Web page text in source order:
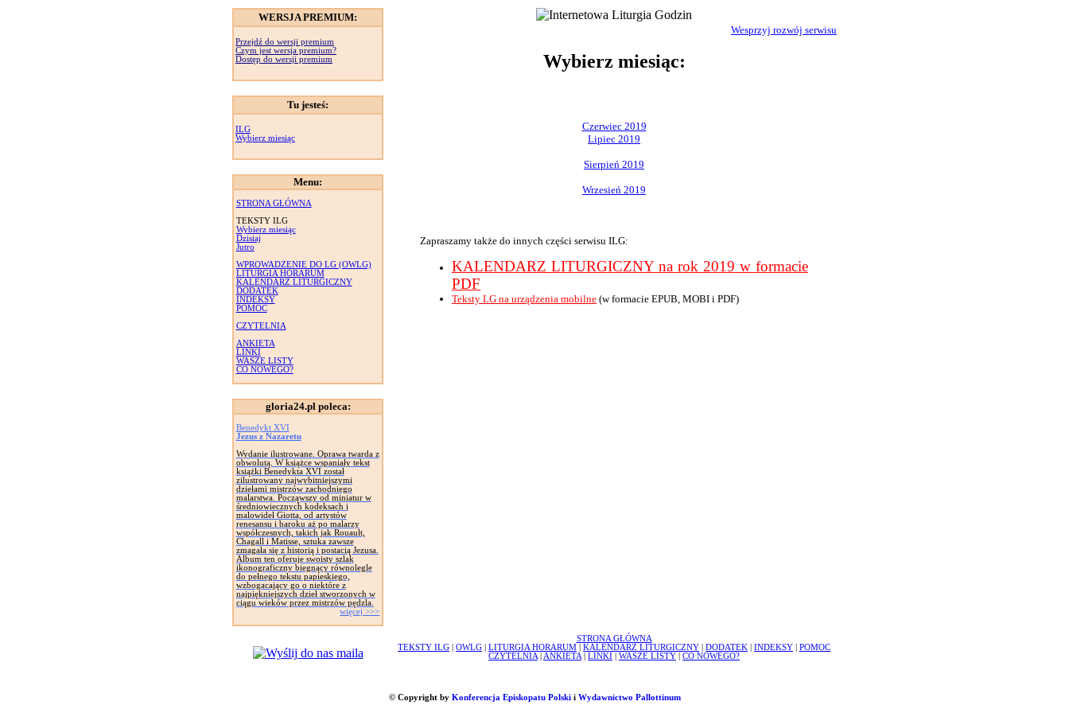
WERSJA PREMIUM:
Przejdź do wersji premium
Czym jest wersja premium?
Dostęp do wersji premium
Tu jesteś:
ILG
Wybierz miesiąc
Menu:
STRONA GŁÓWNA
TEKSTY ILG
Wybierz miesiąc
Dzisiaj
Jutro
WPROWADZENIE DO LG (OWLG)
LITURGIA HORARUM
KALENDARZ LITURGICZNY
DODATEK
INDEKSY
POMOC
CZYTELNIA
ANKIETA
LINKI
WASZE LISTY
CO NOWEGO?
gloria24.pl poleca:
Benedykt XVI
Jezus z Nazaretu
Wydanie ilustrowane. Oprawa twarda z
obwolutą. W książce wspaniały tekst
książki Benedykta XVI został
zilustrowany najwybitniejszymi
dziełami mistrzów zachodniego
malarstwa. Począwszy od miniatur w
średniowiecznych kodeksach i
malowideł Giotta, od artystów
renesansu i baroku aż po malarzy
współczesnych, takich jak Rouault,
Chagall i Matisse, sztuka zawsze
zmagała się z historią i postacią Jezusa.
Album ten oferuje swoisty szlak
ikonograficzny biegnący równolegle
do pełnego tekstu papieskiego,
wzbogacający go o niektóre z
najpiękniejszych dzieł stworzonych w
ciągu wieków przez mistrzów pędzla.
więcej >>>
Wesprzyj rozwój serwisu
Wybierz miesiąc:
Czerwiec 2019
Lipiec 2019
Sierpień 2019
Wrzesień 2019
Zapraszamy także do innych części serwisu ILG:
KALENDARZ LITURGICZNY na rok 2019 w formacie
PDF
Teksty LG na urządzenia mobilne (w formacie EPUB, MOBI i PDF)
STRONA GŁÓWNA
TEKSTY ILG
OWLG LITURGIA HORARUM KALENDARZ LITURGICZNY DODATEK INDEKSY
POMOC
CZYTELNIA
ANKIETA LINKI WASZE LISTY CO NOWEGO?
© Copyright by Konferencja Episkopatu Polskii Wydawnictwo Pallottinum